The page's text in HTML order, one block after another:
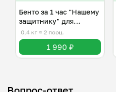
Бенто за 1 час "Нашему
защитнику" для
мужчины
0,4 кг ≈ 2 порц.
1 990 ₽